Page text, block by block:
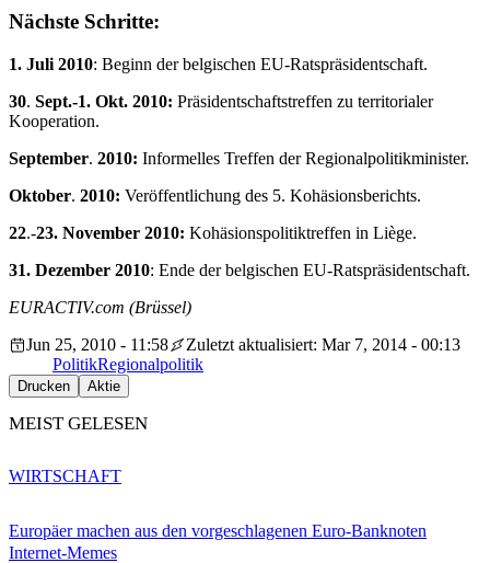
Nächste Schritte:
1. Juli 2010: Beginn der belgischen EU-Ratspräsidentschaft.
30. Sept.-1. Okt. 2010: Präsidentschaftstreffen zu territorialer
Kooperation.
September. 2010: Informelles Treffen der Regionalpolitikminister.
Oktober. 2010: Veröffentlichung des 5. Kohäsionsberichts.
22.-23. November 2010: Kohäsionspolitiktreffen in Liège.
31. Dezember 2010: Ende der belgischen EU-Ratspräsidentschaft.
EURACTIV.com (Brüssel)
Jun 25, 2010 - 11:58
Zuletzt aktualisiert: Mar 7, 2014 - 00:13
PolitikRegionalpolitik
Drucken Aktie
MEIST GELESEN
Europäer machen aus den vorgeschlagenen Euro-Banknoten
Internet-Memes
WIRTSCHAFT